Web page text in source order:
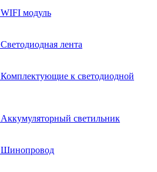
WIFI модуль
Светодиодная лента
Комплектующие к светодиодной
Аккумуляторный светильник
Шинопровод